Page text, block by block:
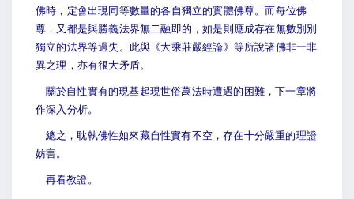
佛時，定會出現同等數量的各自獨立的實體佛尊。而每位佛
尊，又都是與勝義法界無二融即的，如是則應成存在無數別別
獨立的法界等過失。此與《大乘莊嚴經論》等所說諸佛非一非
異之理，亦有很大矛盾。
關於自性實有的現基起現世俗萬法時遭遇的困難，下一章將
作深入分析。
總之，耽執佛性如來藏自性實有不空，存在十分嚴重的理證
妨害。
再看教證。